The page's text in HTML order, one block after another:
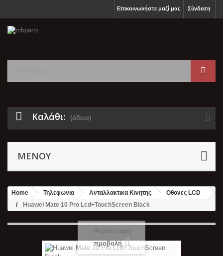
Σύνδεση
Επικοινωνήστε μαζί μας
Καλάθι: (άδειο)
ΜΕΝΟΎ
Home Τηλεφωνια Ανταλλακτικα Κινητης
Οθονες LCD
Huawei Mate 10 Pro Lcd+TouchScreen Black
προβολή